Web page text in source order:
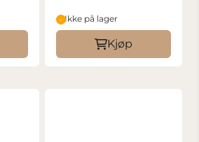
Ikke på lager
Kjøp